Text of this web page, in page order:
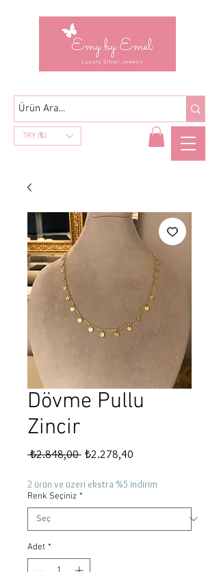
TRY (₺)
Dövme Pullu
Zincir
₺2.848,00 Normal
₺2.278,40
2 ürün ve üzeri ekstra %5 indirim
Renk Seçiniz *
Adet *